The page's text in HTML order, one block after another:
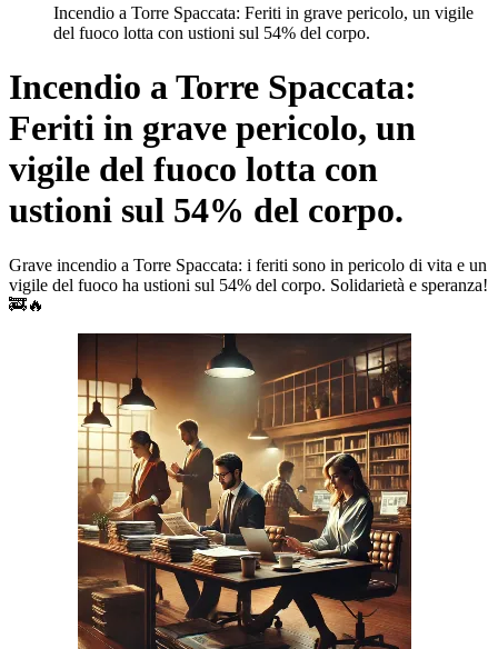
Incendio a Torre Spaccata: Feriti in grave pericolo, un vigile
del fuoco lotta con ustioni sul 54% del corpo.
Incendio a Torre Spaccata:
Feriti in grave pericolo, un
vigile del fuoco lotta con
ustioni sul 54% del corpo.
Grave incendio a Torre Spaccata: i feriti sono in pericolo di vita e un
vigile del fuoco ha ustioni sul 54% del corpo. Solidarietà e speranza!
🚒🔥